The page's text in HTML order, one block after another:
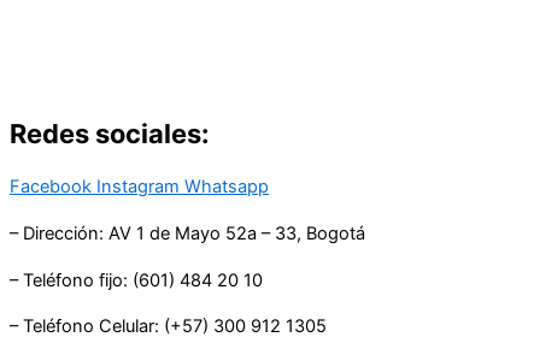
Redes sociales:
Facebook Instagram Whatsapp
– Dirección: AV 1 de Mayo 52a – 33, Bogotá
– Teléfono fijo: (601) 484 20 10
– Teléfono Celular: (+57) 300 912 1305